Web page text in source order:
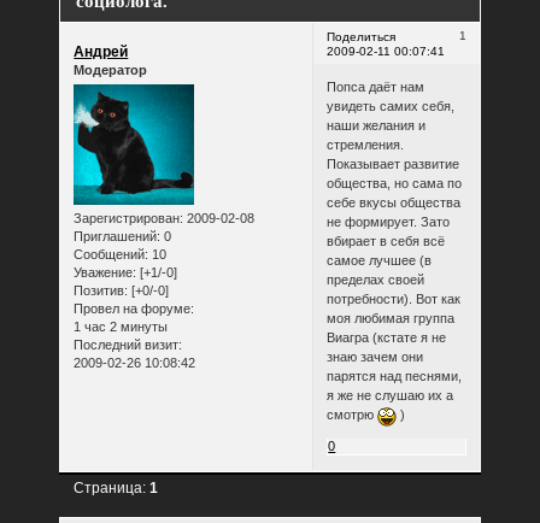
Поделиться
1
2009-02-11 00:07:41
Андрей
Модератор
Зарегистрирован: 2009-02-08
Приглашений: 0
Сообщений: 10
Уважение: [+1/-0]
Позитив: [+0/-0]
Провел на форуме:
1 час 2 минуты
Последний визит:
2009-02-26 10:08:42
Попса даёт нам
увидеть самих себя,
наши желания и
стремления.
Показывает развитие
общества, но сама по
себе вкусы общества
не формирует. Зато
вбирает в себя всё
самое лучшее (в
пределах своей
потребности). Вот как
моя любимая группа
Виагра (кстате я не
знаю зачем они
парятся над песнями,
я же не слушаю их а
смотрю
)
0
Страница:1